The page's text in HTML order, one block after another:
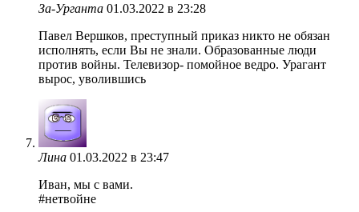
За-Урганта 01.03.2022 в 23:28
Павел Вершков, преступный приказ никто не обязан
исполнять, если Вы не знали. Образованные люди
против войны. Телевизор- помойное ведро. Урагант
вырос, уволившись
Лина 01.03.2022 в 23:47
Иван, мы с вами.
#нетвойне